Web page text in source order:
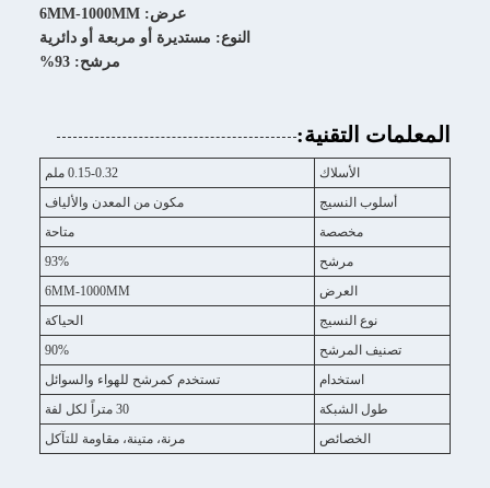
عرض: 6MM-1000MM
النوع: مستديرة أو مربعة أو دائرية
مرشح: 93%
المعلمات التقنية:
الأسلاك
0.15-0.32 ملم
أسلوب النسيج
مكون من المعدن والألياف
مخصصة
متاحة
مرشح
93%
العرض
6MM-1000MM
نوع النسيج
الحياكة
تصنيف المرشح
90%
استخدام
تستخدم كمرشح للهواء والسوائل
طول الشبكة
30 متراً لكل لفة
الخصائص
مرنة، متينة، مقاومة للتآكل